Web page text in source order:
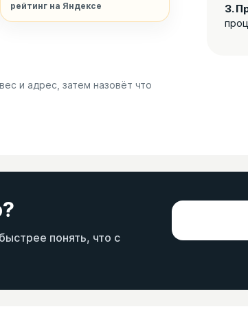
рейтинг на Яндексе
и адрес, затем назовёт что
3.
понять, что с